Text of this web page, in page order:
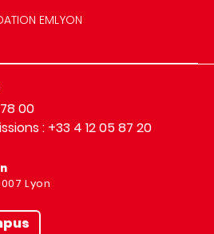
EMLYON
00
: +33 4 12 05 87 20
Lyon